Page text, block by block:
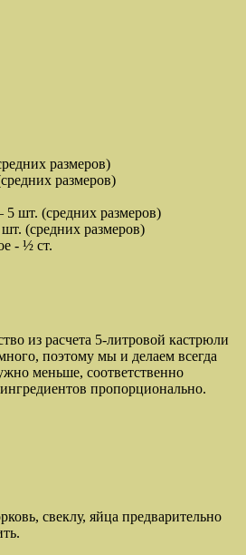
размеров)
размеров)
шт. (средних размеров)
(средних размеров)
- ½ ст.
из расчета 5-литровой кастрюли
поэтому мы и делаем всегда
меньше, соответственно
пропорционально.
свеклу, яйца предварительно